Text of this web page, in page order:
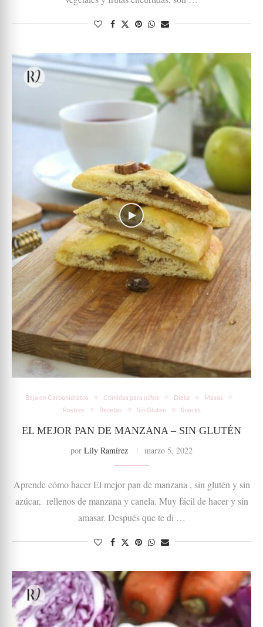
Baja en Carbohidratos Comidas para niños Dieta
Masas
Postres
Recetas Sin Gluten Snacks
EL MEJOR PAN DE MANZANA – SIN GLUTÉN
por Lily Ramírez marzo 5, 2022
Aprende cómo hacer El mejor pan de manzana , sin glutén y sin
azúcar, rellenos de manzana y canela. Muy fácil de hacer y sin
amasar. Después que te di …